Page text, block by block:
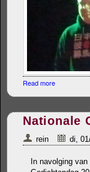
Read more
Nationale
rein di,
In navolging